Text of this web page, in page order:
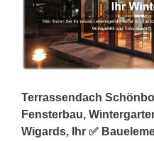
Terrassendach
Fensterbau,
Wigards, Ihr ✅